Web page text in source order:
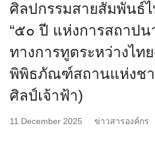
ศิลปกรรม​สายสัมพันธ์​
“๕๐ ปี​ แห่งการสถาป
ทางการทูตระหว่างไท
พิพิธภัณฑ์​สถาน​แห่งช
ศิลป์เจ้าฟ้า)
11 December 2025 ข่าวสารองค์กร